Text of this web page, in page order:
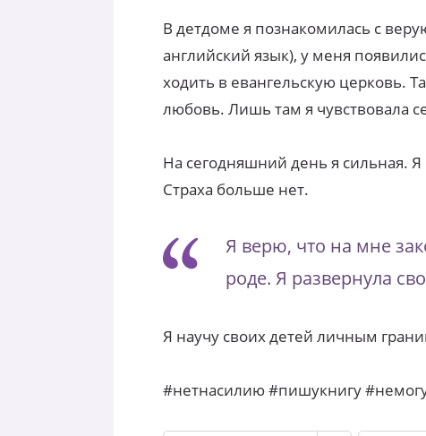
В детдоме я познакомилась с
английский язык), у меня
ходить в евангельскую церковь.
любовь. Лишь там я чувствовала
На сегодняшний день я сильная.
Страха больше нет.
Я верю, что на мне
роде. Я развернула
Я научу своих детей личным
#нетнасилию #пишукнигу